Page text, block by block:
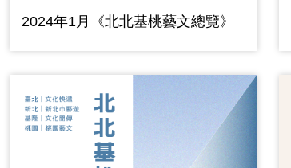
2024年1月《北北基桃藝文總覽》